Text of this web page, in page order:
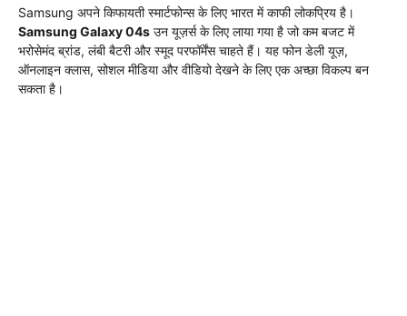
Samsung अपने किफायती स्मार्टफोन्स के लिए भारत में काफी लोकप्रिय है।
Samsung Galaxy 04s उन यूज़र्स के लिए लाया गया है जो कम बजट में
भरोसेमंद ब्रांड, लंबी बैटरी और स्मूद परफॉर्मेंस चाहते हैं। यह फोन डेली यूज़,
ऑनलाइन क्लास, सोशल मीडिया और वीडियो देखने के लिए एक अच्छा विकल्प बन
सकता है।